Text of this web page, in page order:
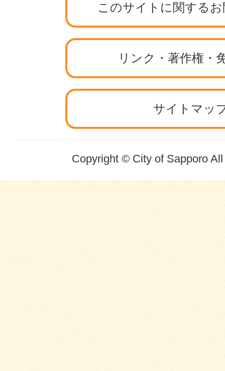
このサイトに関する
リンク・著作権・
サイトマッ
Copyright © City of Sapporo